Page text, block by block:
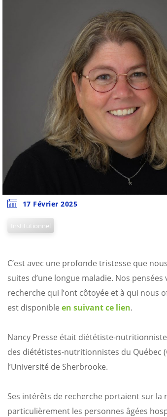
17 Février 2025
Institutionnel
C’est avec une profonde tristesse que
suites d’une longue maladie. Nos
recherche qui l’ont côtoyée et à qui nous
est disponible en suivant ce lien.
Nancy Presse était diététiste-
des diététistes-nutritionnistes du Québec
l’Université de Sherbrooke.
Ses intérêts de recherche portaient sur
particulièrement les personnes âgées